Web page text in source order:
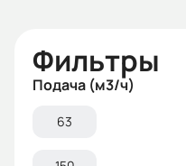
Фильтры
Подача (м3/ч)
63